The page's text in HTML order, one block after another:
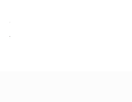
Offgridtec® PCB-ETFE 200W
Standardpreis
389,00 CHF